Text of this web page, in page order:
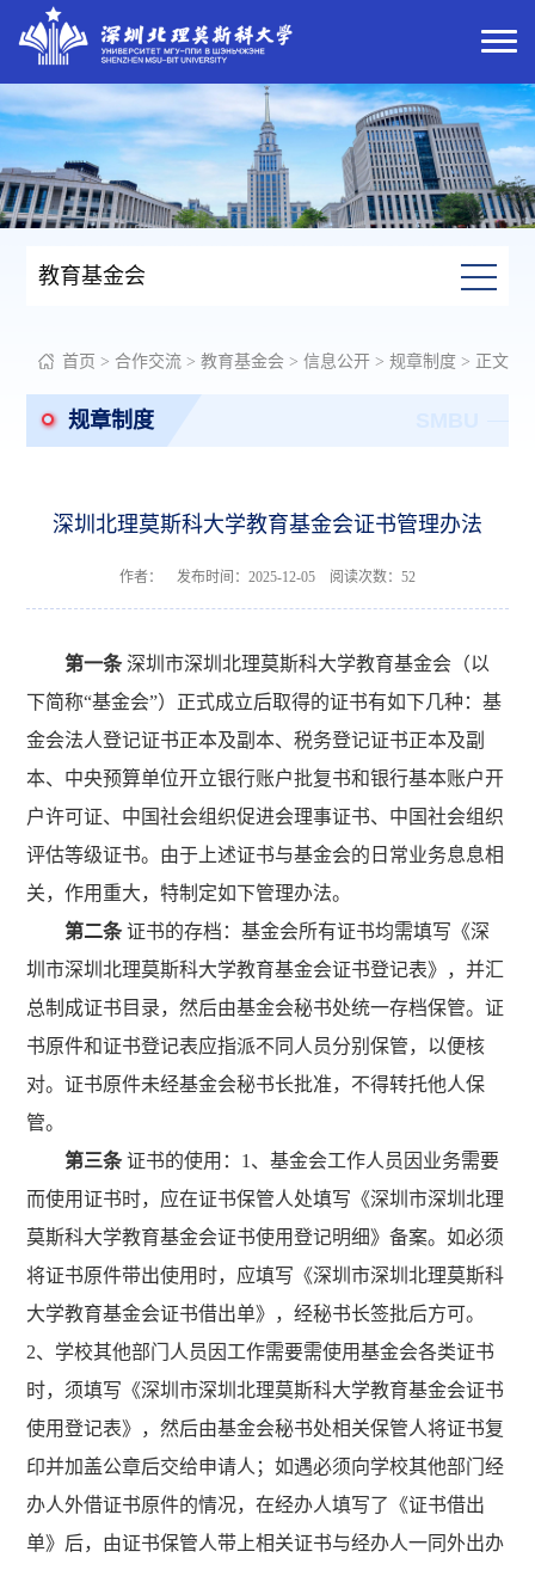
教育基金会
首页 > 合作交流> 教育基金会> 信息公开> 规章制度> 正文
规章制度
深圳北理莫斯科大学教育基金会证书管理办法
作者： 发布时间：2025-12-05 阅读次数： 52
第一条深圳市深圳北理莫斯科大学教育基金会（以
下简称“基金会”）正式成立后取得的证书有如下几种：基
金会法人登记证书正本及副本、税务登记证书正本及副
本、中央预算单位开立银行账户批复书和银行基本账户开
户许可证、中国社会组织促进会理事证书、中国社会组织
评估等级证书。由于上述证书与基金会的日常业务息息相
关，作用重大，特制定如下管理办法。
第二条证书的存档：基金会所有证书均需填写《深
圳市深圳北理莫斯科大学教育基金会证书登记表》，并汇
总制成证书目录，然后由基金会秘书处统一存档保管。证
书原件和证书登记表应指派不同人员分别保管，以便核
对。证书原件未经基金会秘书长批准，不得转托他人保
管。
第三条证书的使用：1、基金会工作人员因业务需要
而使用证书时，应在证书保管人处填写《深圳市深圳北理
莫斯科大学教育基金会证书使用登记明细》备案。如必须
将证书原件带出使用时，应填写《深圳市深圳北理莫斯科
大学教育基金会证书借出单》，经秘书长签批后方可。
2、学校其他部门人员因工作需要需使用基金会各类证书
时，须填写《深圳市深圳北理莫斯科大学教育基金会证书
使用登记表》，然后由基金会秘书处相关保管人将证书复
印并加盖公章后交给申请人；如遇必须向学校其他部门经
办人外借证书原件的情况，在经办人填写了《证书借出
单》后，由证书保管人带上相关证书与经办人一同外出办